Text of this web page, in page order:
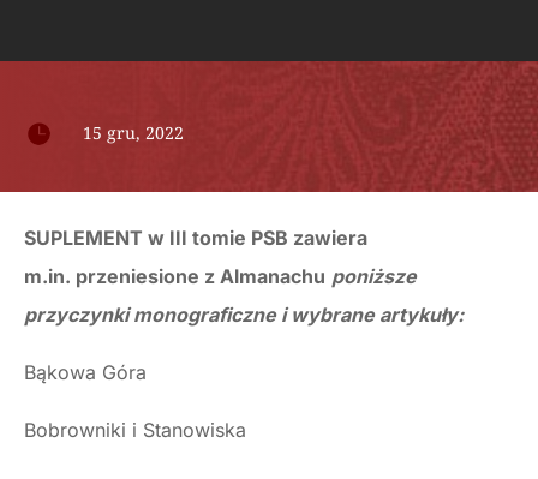
 15 gru, 2022
SUPLEMENT w III tomie PSB zawiera
m.in. przeniesione z Almanachu poniższe
przyczynki monograficzne i wybrane artykuły:
Bąkowa Góra
Bobrowniki i Stanowiska